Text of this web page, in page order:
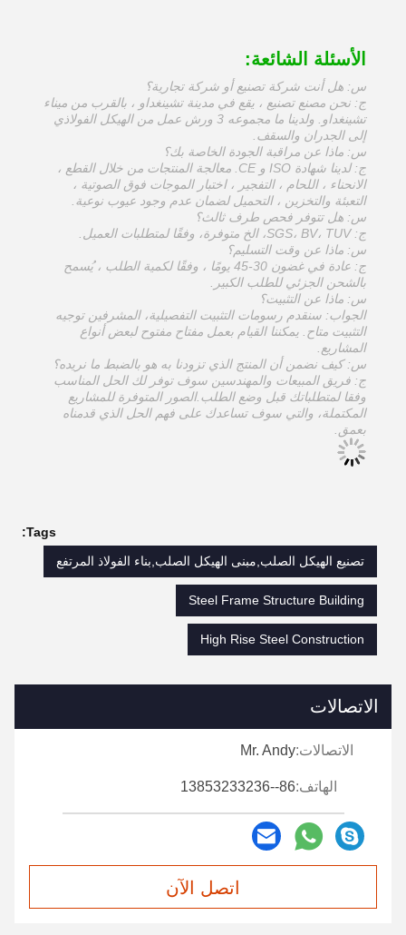
الأسئلة الشائعة:
س: هل أنت شركة تصنيع أو شركة تجارية؟
ج: نحن مصنع تصنيع ، يقع في مدينة تشينغداو ، بالقرب من ميناء
تشينغداو. ولدينا ما مجموعه 3 ورش عمل من الهيكل الفولاذي
إلى الجدران والسقف.
س: ماذا عن مراقبة الجودة الخاصة بك؟
ج: لدينا شهادة ISO و CE. معالجة المنتجات من خلال القطع ،
الانحناء ، اللحام ، التفجير ، اختبار الموجات فوق الصوتية ،
التعبئة والتخزين ، التحميل لضمان عدم وجود عيوب نوعية.
س: هل تتوفر فحص طرف ثالث؟
ج: SGS، BV، TUV، الخ متوفرة، وفقًا لمتطلبات العميل.
س: ماذا عن وقت التسليم؟
ج: عادة في غضون 30-45 يومًا ، وفقًا لكمية الطلب ، يُسمح
بالشحن الجزئي للطلب الكبير.
س: ماذا عن التثبيت؟
الجواب: سنقدم رسومات التثبيت التفصيلية، المشرفين توجيه
التثبيت متاح. يمكننا القيام بعمل مفتاح مفتوح لبعض أنواع
المشاريع.
س: كيف نضمن أن المنتج الذي تزودنا به هو بالضبط ما نريده؟
ج: فريق المبيعات والمهندسين سوف توفر لك الحل المناسب
وفقا لمتطلباتك قبل وضع الطلب.الصور المتوفرة للمشاريع
المكتملة، والتي سوف تساعدك على فهم الحل الذي قدمناه
بعمق.
Tags:
تصنيع الهيكل الصلب,مبنى الهيكل الصلب,بناء الفولاذ المرتفع
Steel Frame Structure Building
High Rise Steel Construction
الاتصالات
الاتصالات:Mr. Andy
الهاتف:86--13853233236
اتصل الآن